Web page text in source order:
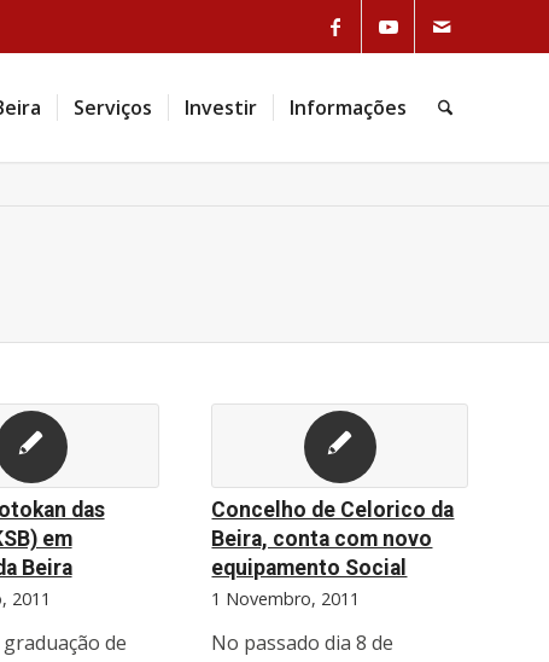
Serviços Investir Informações
das
em
Beira
2011
graduação de
Concelho de Celorico da
Beira, conta com novo
equipamento Social
1 Novembro, 2011
No passado dia 8 de